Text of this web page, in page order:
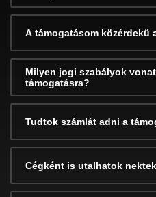
A támogatásom közérdekű
Milyen jogi szabályok
támogatásra?
Tudtok számlát adni a
Cégként is utalhatok